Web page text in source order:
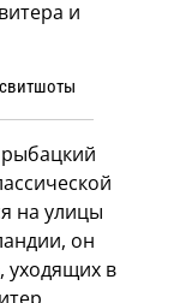
на улицы
он
уходящих в